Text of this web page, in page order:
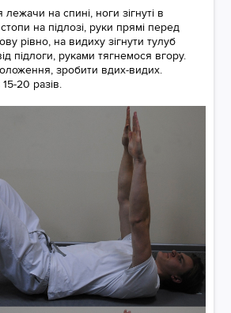
на спині, ноги зігнуті в
на підлозі, руки прямі перед
рівно, на видиху зігнути тулуб
підлоги, руками тягнемося вгору.
зробити вдих-видих.
20 разів.